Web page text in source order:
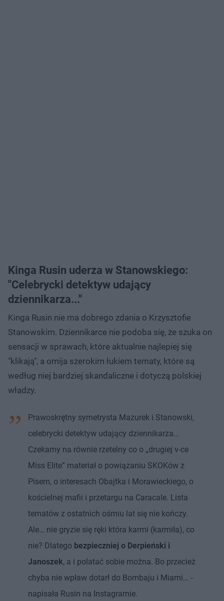
Kinga Rusin uderza w Stanowskiego:
"Celebrycki detektyw udający
dziennikarza..."
Kinga Rusin nie ma dobrego zdania o Krzysztofie
Stanowskim. Dziennikarce nie podoba się, że szuka on
sensacji w sprawach, które aktualnie najlepiej się
"klikają", a omija szerokim łukiem tematy, które są
według niej bardziej skandaliczne i dotyczą polskiej
władzy.
Prawoskrętny symetrysta Mazurek i Stanowski,
celebrycki detektyw udający dziennikarza...
Czekamy na równie rzetelny co o „drugiej v-ce
Miss Elite” materiał o powiązaniu SKOKów z
Pisem, o interesach Obajtka i Morawieckiego, o
kościelnej mafii i przetargu na Caracale. Lista
tematów z ostatnich ośmiu lat się nie kończy.
Ale… nie gryzie się ręki która karmi (karmiła), co
nie? Dlatego bezpieczniej o Derpieński i
Janoszek, a i polatać sobie można. Bo przecież
chyba nie wpław dotarł do Bombaju i Miami… -
napisała Rusin na Instagramie.